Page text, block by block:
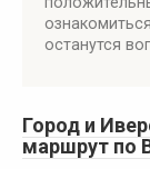
останутся
Город и
маршрут по